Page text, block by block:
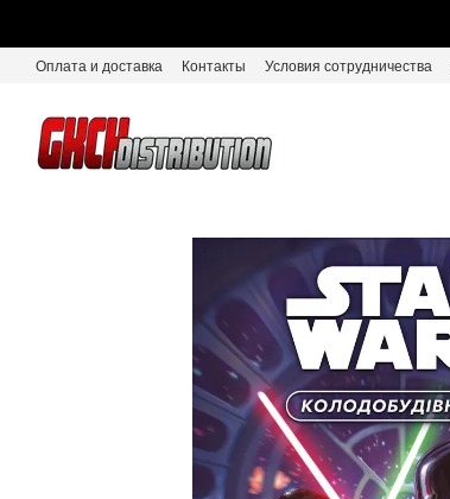
Оплата и доставка Контакты Условия сотрудничества